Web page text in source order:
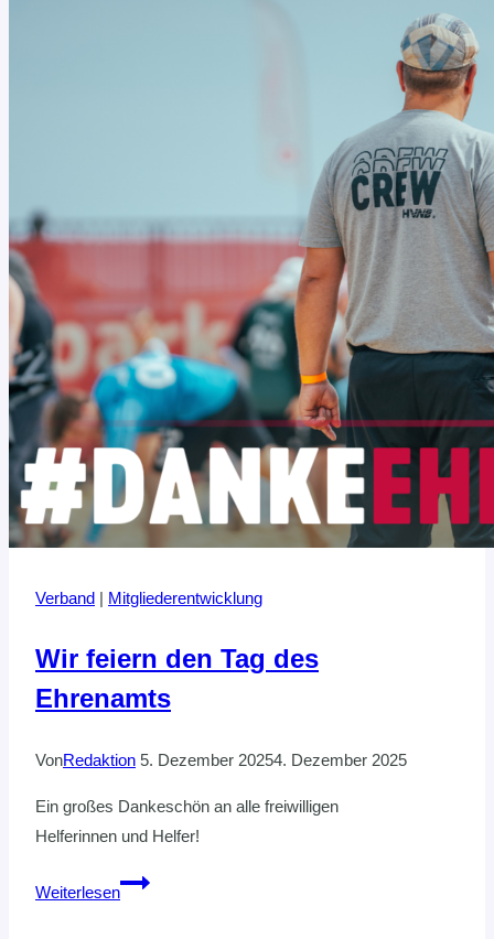
Verband | Mitgliederentwicklung
Wir feiern den Tag des
Ehrenamts
VonRedaktion 5. Dezember 20254. Dezember 2025
Ein großes Dankeschön an alle freiwilligen
Helferinnen und Helfer!
Weiterlesen
Wir